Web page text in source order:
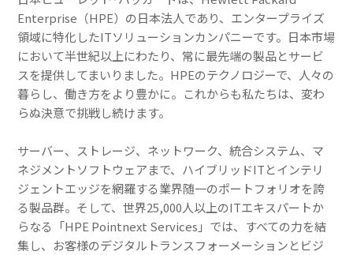
Enterprise（HPE）の日本法人であり、エンタープライズ
領域に特化したITソリューションカンパニーです。日本市場
において半世紀以上にわたり、常に最先端の製品とサービ
スを提供してまいりました。HPEのテクノロジーで、人々の
暮らし、働き方をより豊かに。これからも私たちは、変わ
らぬ決意で挑戦し続けます。
サーバー、ストレージ、ネットワーク、統合システム、マ
ネジメントソフトウェアまで、ハイブリッドITとインテリ
ジェントエッジを網羅する業界随一のポートフォリオを誇
る製品群。そして、世界25,000人以上のITエキスパートか
らなる「HPE Pointnext Services」では、すべての力を結
集し、お客様のデジタルトランスフォーメーションとビジ